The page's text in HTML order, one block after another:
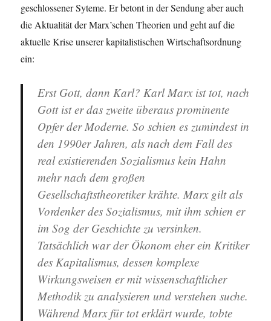
geschlossener Syteme. Er betont in der Sendung aber auch
die Aktualität der Marx’schen Theorien und geht auf die
aktuelle Krise unserer kapitalistischen Wirtschaftsordnung
ein:
Erst Gott, dann Karl? Karl Marx ist tot, nach
Gott ist er das zweite überaus prominente
Opfer der Moderne. So schien es zumindest in
den 1990er Jahren, als nach dem Fall des
real existierenden Sozialismus kein Hahn
mehr nach dem großen
Gesellschaftstheoretiker krähte. Marx gilt als
Vordenker des Sozialismus, mit ihm schien er
im Sog der Geschichte zu versinken.
Tatsächlich war der Ökonom eher ein Kritiker
des Kapitalismus, dessen komplexe
Wirkungsweisen er mit wissenschaftlicher
Methodik zu analysieren und verstehen suche.
Während Marx für tot erklärt wurde, tobte